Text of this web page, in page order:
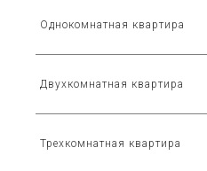
Однокомнатная квартира
Двухкомнатная квартира
Трехкомнатная квартира